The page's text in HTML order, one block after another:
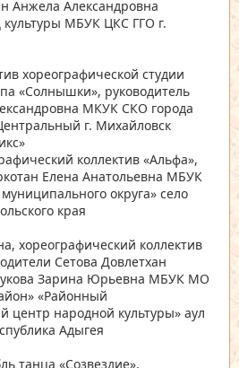
Анжела Александровна
культуры МБУК ЦКС ГГО г.
хореографической студии
«Солнышки», руководитель
МКУК СКО города
г. Михайловск
коллектив «Альфа»,
Елена Анатольевна МБУК
округа» село
края
хореографический коллектив
Сетова Довлетхан
Зарина Юрьевна МБУК МО
«Районный
центр народной культуры» аул
Адыгея
танца «Созвездие»,